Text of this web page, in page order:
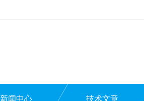
新闻中心 技术文章